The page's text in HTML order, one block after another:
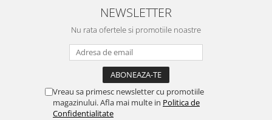
NEWSLETTER
Nu rata ofertele si promotiile noastre
Vreau sa primesc newsletter cu promotiile
magazinului. Afla mai multe in Politica de
Confidentialitate